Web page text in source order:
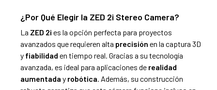
¿Por Qué Elegir la ZED 2i Stereo Camera?
La ZED 2i es la opción perfecta para proyectos
avanzados que requieren alta precisión en la captura 3D
y fiabilidad en tiempo real. Gracias a su tecnología
avanzada, es ideal para aplicaciones de realidad
aumentada y robótica . Además, su construcción